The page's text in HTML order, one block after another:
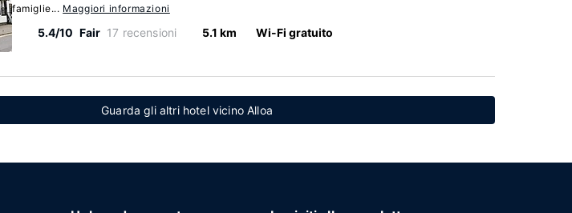
famiglie... Maggiori informazioni
5.4/10 Fair 17 recensioni 5.1 km Wi-Fi gratuito
Guarda gli altri hotel vicino Alloa